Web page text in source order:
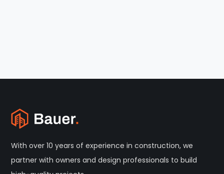
With over 10 years of experience in construction, we
partner with owners and design professionals to build